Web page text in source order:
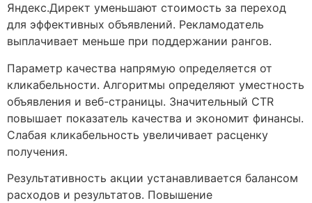
Яндекс.Директ уменьшают стоимость за переход
для эффективных объявлений. Рекламодатель
выплачивает меньше при поддержании рангов.
Параметр качества напрямую определяется от
кликабельности. Алгоритмы определяют уместность
объявления и веб-страницы. Значительный CTR
повышает показатель качества и экономит финансы.
Слабая кликабельность увеличивает расценку
получения.
Результативность акции устанавливается балансом
расходов и результатов. Повышение